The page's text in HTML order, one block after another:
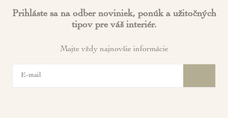
Prihláste sa na odber noviniek, ponúk a užitočných
tipov pre váš interiér.
Majte vždy najnovšie informácie